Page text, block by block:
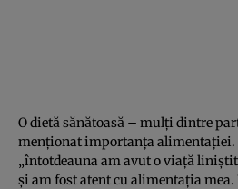
O dietă sănătoasă – mulţi dintre
menţionat importanţa alimentaţiei.
„întotdeauna am avut o viaţă
şi am fost atent cu alimentaţia